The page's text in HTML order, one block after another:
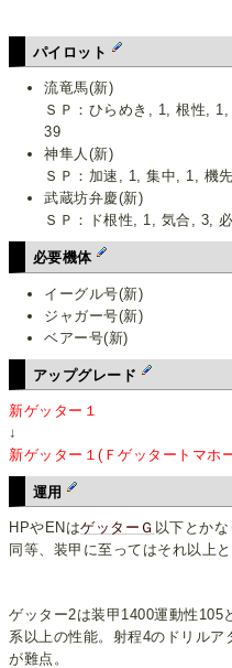
パイロット
流竜馬(新)
ＳＰ：ひらめき, 1, 根性,
39
神隼人(新)
ＳＰ：加速, 1, 集中, 1, 機
武蔵坊弁慶(新)
ＳＰ：ド根性, 1, 気合, 3,
必要機体
イーグル号(新)
ジャガー号(新)
ベアー号(新)
アップグレード
新ゲッター１
↓
新ゲッター１(Ｆゲッタートマホ
運用
HPやENはゲッターＧ 以下とか
同等、装甲に至ってはそれ以上
ゲッター2は装甲1400運動性105
系以上の性能。射程4のドリル
が難点。